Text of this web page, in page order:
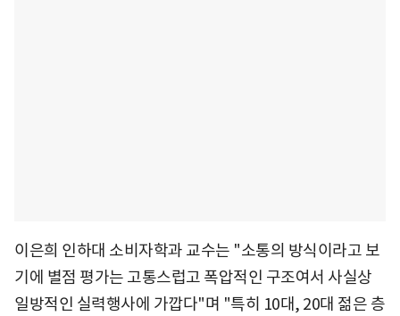
이은희 인하대 소비자학과 교수는 "소통의 방식이라고 보
기에 별점 평가는 고통스럽고 폭압적인 구조여서 사실상
일방적인 실력행사에 가깝다"며 "특히 10대, 20대 젊은 층